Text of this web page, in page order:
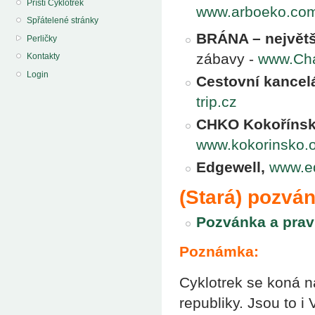
Příští Cyklotrek
Spřátelené stránky
Perličky
Kontakty
Login
BRÁNA –
zábavy -
Cestovní
trip.cz
CHKO
Edgewell,
(Stará)
Pozvánka a
Poznámka:
Cyklotrek se koná
republiky. Jsou to i